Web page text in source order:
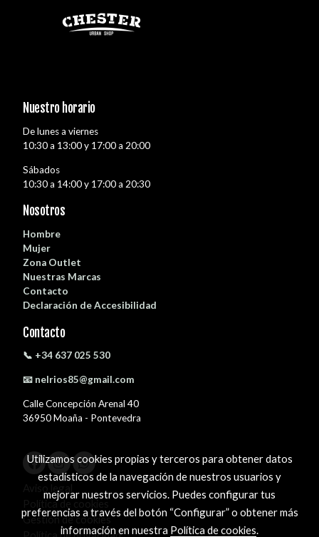
Nuestro horario
De lunes a viernes
10:30 a 13:00 y 17:00 a 20:00
Sábados
10:30 a 14:00 y 17:00 a 20:30
Nosotros
Hombre
Mujer
Zona Outlet
Nuestras Marcas
Contacto
Declaración de Accesibilidad
Contacto
📞 +34 637 025 530
📧 nelrios85@gmail.com
Calle Concepción Arenal 40
36950 Moaña - Pontevedra
Aviso legal
Política de cookies
Gestión de cookies
Utilizamos cookies propias y terceros para obtener datos
estadísticos de la navegación de nuestros usuarios y
mejorar nuestros servicios. Puedes configurar tus
preferencias a través del botón “Configurar” o obtener más
información en nuestra Política de cookies.